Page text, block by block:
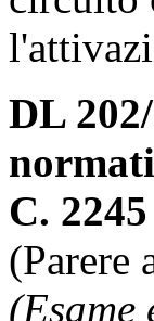
DL
C.
(Parere
(Esame